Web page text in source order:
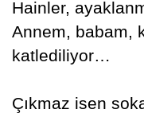
Hainler,
Annem, babam,
katlediliyor…
Çıkmaz isen